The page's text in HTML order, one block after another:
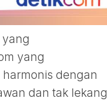
yang
dengan
dan tak lekang